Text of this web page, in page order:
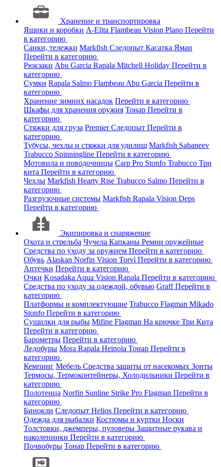
Хранение и транспортировка
Ящики и коробки A-Elita Flambeau Vision Plano Перейти
в категорию
Санки, тележки Markfish Следопыт Касатка Яман
Перейти в категорию
Рюкзаки Abu Garcia Rapala Mitchell Holiday Перейти в
категорию
Сумки Rapala Salmo Flambeau Abu Garcia Перейти в
категорию
Хранение зимних насадок Перейти в категорию
Шкафы для хранения оружия Тонар Перейти в
категорию
Стяжки для груза PremierСледопыт Перейти в
категорию
Тубусы, чехлы и стяжки для удилищ Markfish Sabaneev
Trabucco Spinningline Перейти в категорию
Мотовила и поводочницы Carp Pro Stonfo Trabucco Три
кита Перейти в категорию
Чехлы Markfish Hearty Rise Trabucco Salmo Перейти в
категорию
Разгрузочные системы Markfish Rapala Vision Deps
Перейти в категорию
Экипировка и снаряжение
Охота и стрельба Чучела Капканы Ремни оружейные
Средства по уходу за оружием Перейти в категорию
Обувь Alaskan Norfin Vision Torvi Перейти в категорию
Аптечки Перейти в категорию
Очки Kosadaka Aqua Vision Rapala Перейти в категорию
Средства по уходу за одеждой, обувью GraffПерейти в
категорию
Платформы и комплектующие Trabucco Flagman Mikado
Stonfo Перейти в категорию
Сушилки для рыбы Mifine Flagman На крючке Три Кита
Перейти в категорию
Барометры Перейти в категорию
Ледобуры Mora Rapala Heinola Тонар Перейти в
категорию
Кемпинг Мебель Средства защиты от насекомых Зонты
Термосы, Термоконтейнеры, Холодильники Перейти в
категорию
Полотенца Norfin Sunline Strike Pro Flagman Перейти в
категорию
Бинокли Следопыт Helios Перейти в категорию
Одежда для рыбалки Костюмы и куртки Носки
Толстовки, джемперы, пуловеры Защитные рукава и
наколенники Перейти в категорию
Почвобуры Тонар Перейти в категорию